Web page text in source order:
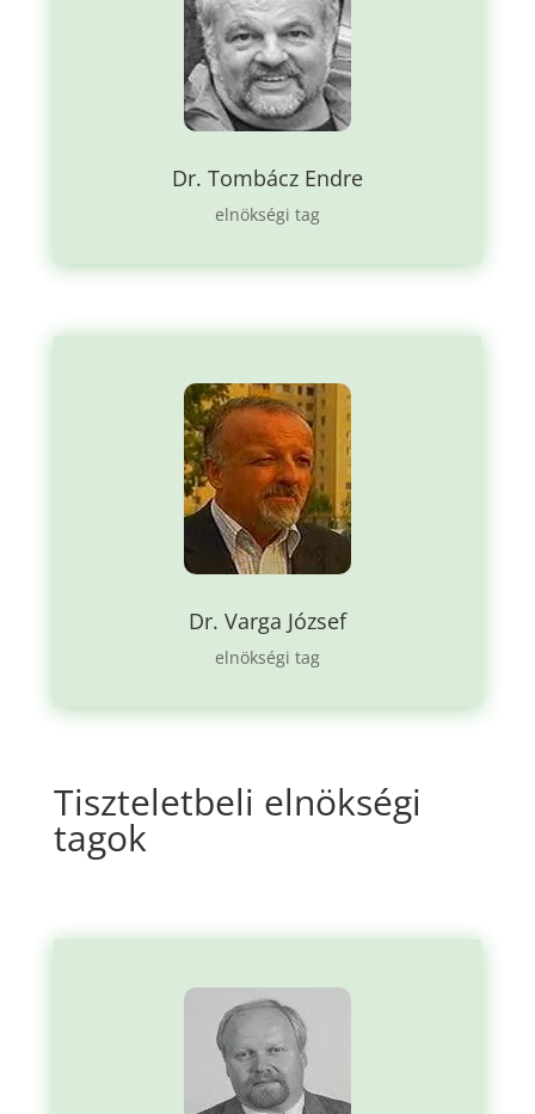
Dr. Tombácz Endre
elnökségi tag
Dr. Varga József
elnökségi tag
Tiszteletbeli elnökségi
tagok